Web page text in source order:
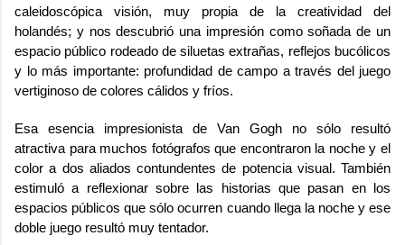
caleidoscópica visión, muy propia de la creatividad del
holandés; y nos descubrió una impresión como soñada de un
espacio público rodeado de siluetas extrañas, reflejos bucólicos
y lo más importante: profundidad de campo a través del juego
vertiginoso de colores cálidos y fríos.
Esa esencia impresionista de Van Gogh no sólo resultó
atractiva para muchos fotógrafos que encontraron la noche y el
color a dos aliados contundentes de potencia visual. También
estimuló a reflexionar sobre las historias que pasan en los
espacios públicos que sólo ocurren cuando llega la noche y ese
doble juego resultó muy tentador.